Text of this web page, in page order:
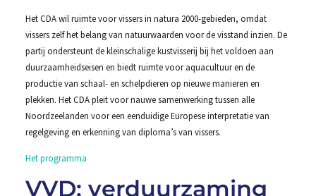
Het CDA wil ruimte voor vissers in natura 2000-gebieden, omdat
vissers zelf het belang van natuurwaarden voor de visstand inzien. De
partij ondersteunt de kleinschalige kustvisserij bij het voldoen aan
duurzaamheidseisen en biedt ruimte voor aquacultuur en de
productie van schaal- en schelpdieren op nieuwe manieren en
plekken. Het CDA pleit voor nauwe samenwerking tussen alle
Noordzeelanden voor een eenduidige Europese interpretatie van
regelgeving en erkenning van diploma’s van vissers.
Het programma
VVD: verduurzaming